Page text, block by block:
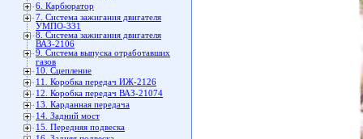
6. Карбюратор
7. Система зажигания двигателя
УМПО-331
8. Система зажигания двигателя
ВАЗ-2106
9. Система выпуска отработавших
газов
10. Сцепление
11. Коробка передач ИЖ-2126
12. Коробка передач ВАЗ-21074
13. Карданная передача
14. Задний мост
15. Передняя подвеска